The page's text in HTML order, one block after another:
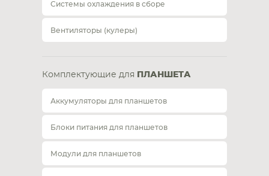
Системы охлаждения в сборе
Вентиляторы (кулеры)
Комплектующие для ПЛАНШЕТА
Аккумуляторы для планшетов
Блоки питания для планшетов
Модули для планшетов